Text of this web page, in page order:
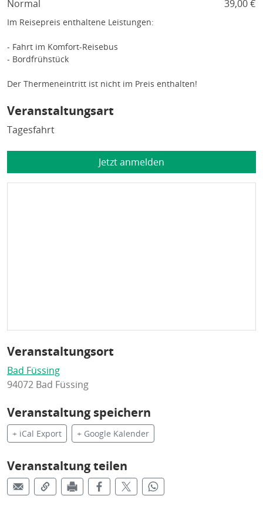
Normal 39,00 €
Im Reisepreis enthaltene Leistungen:
- Fahrt im Komfort-Reisebus
- Bordfrühstück
Der Thermeneintritt ist nicht im Preis enthalten!
Veranstaltungsart
Tagesfahrt
Jetzt anmelden
Veranstaltungsort
Bad Füssing
94072 Bad Füssing
Veranstaltung speichern
+ iCal Export + Google Kalender
Veranstaltung teilen